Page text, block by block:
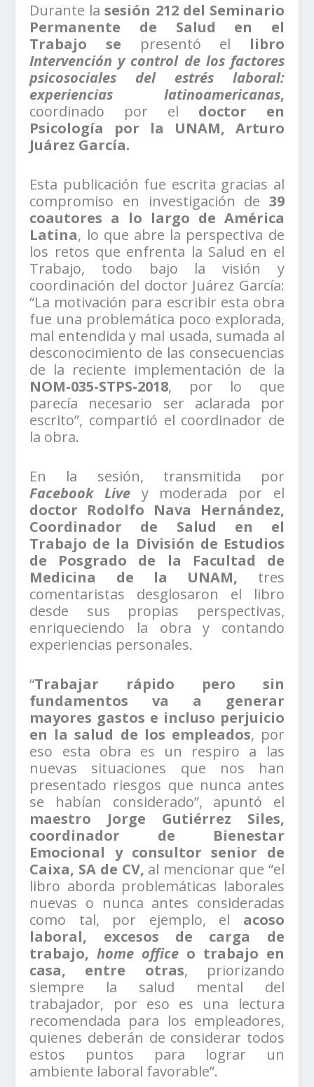
Durante lasesión 212 del Seminario
Permanente de Salud en el
Trabajo se presentó el libro
Intervención y control de los factores
psicosociales del estrés laboral:
experiencias latinoamericanas,
coordinado por el doctor en
Psicología por la UNAM, Arturo
Juárez García.
Esta publicación fue escrita gracias al
compromiso en investigación de 39
coautores a lo largo de América
Latina, lo que abre la perspectiva de
los retos que enfrenta la Salud en el
Trabajo, todo bajo la visión y
coordinación del doctor Juárez García:
“La motivación para escribir esta obra
fue una problemática poco explorada,
mal entendida y mal usada, sumada al
desconocimiento de las consecuencias
de la reciente implementación de la
NOM-035-STPS-2018, por lo que
parecía necesario ser aclarada por
escrito”, compartió el coordinador de
la obra.
En la sesión, transmitida por
Facebook Live y moderada por el
doctor Rodolfo Nava Hernández,
Coordinador de Salud en el
Trabajo de la División de Estudios
de Posgrado de la Facultad de
Medicina de la UNAM, tres
comentaristas desglosaron el libro
desde sus propias perspectivas,
enriqueciendo la obra y contando
experiencias personales.
“Trabajar rápido pero sin
fundamentos va a generar
mayores gastos e incluso perjuicio
en la salud de los empleados, por
eso esta obra es un respiro a las
nuevas situaciones que nos han
presentado riesgos que nunca antes
se habían considerado”, apuntó el
maestro Jorge Gutiérrez Siles,
coordinador de Bienestar
Emocional y consultor senior de
Caixa, SA de CV, al mencionar que “el
libro aborda problemáticas laborales
nuevas o nunca antes consideradas
como tal, por ejemplo, el acoso
laboral, excesos de carga de
trabajo,home office o trabajo en
casa, entre otras, priorizando
siempre la salud mental del
trabajador, por eso es una lectura
recomendada para los empleadores,
quienes deberán de considerar todos
estos puntos para lograr un
ambiente laboral favorable”.